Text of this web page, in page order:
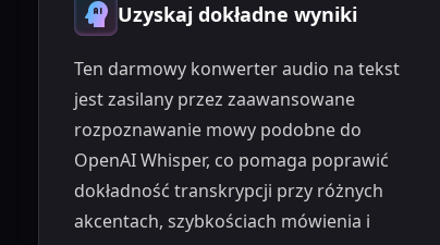
Uzyskaj dokładne wyniki
Ten darmowy konwerter audio na tekst
jest zasilany przez zaawansowane
rozpoznawanie mowy podobne do
OpenAI Whisper, co pomaga poprawić
dokładność transkrypcji przy różnych
akcentach, szybkościach mówienia i